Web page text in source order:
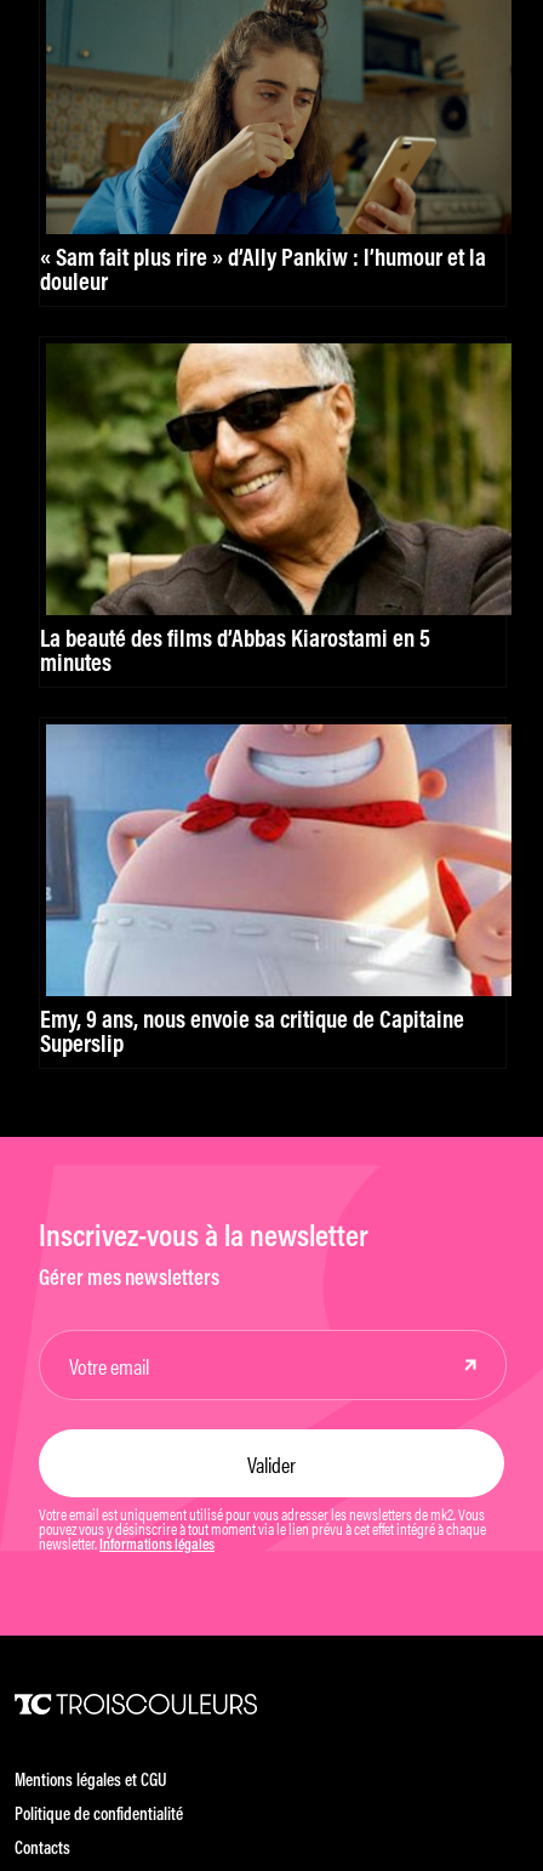
« Sam fait plus rire » d’Ally Pankiw : l’humour et la
douleur
La beauté des films d’Abbas Kiarostami en 5
minutes
Emy, 9 ans, nous envoie sa critique de Capitaine
Superslip
Inscrivez-vous à la newsletter
Gérer mes newsletters
Votre email est uniquement utilisé pour vous adresser les newsletters de mk2. Vous
pouvez vous y désinscrire à tout moment via le lien prévu à cet effet intégré à chaque
newsletter. Informations légales
Mentions légales et CGU
Politique de confidentialité
Contacts